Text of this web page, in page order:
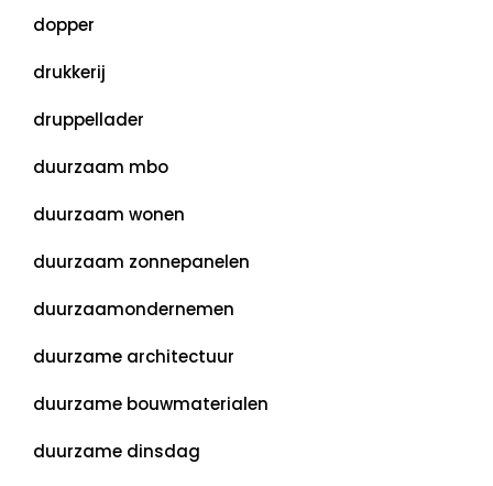
dopper
drukkerij
druppellader
duurzaam mbo
duurzaam wonen
duurzaam zonnepanelen
duurzaamondernemen
duurzame architectuur
duurzame bouwmaterialen
duurzame dinsdag